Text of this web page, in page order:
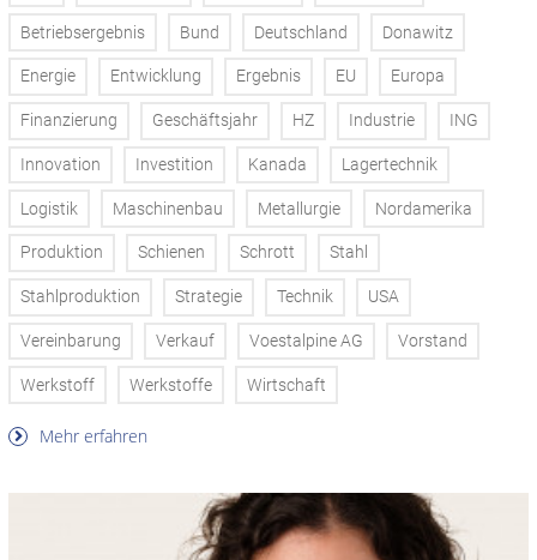
Betriebsergebnis Bund Deutschland Donawitz
Energie Entwicklung Ergebnis EU Europa
Finanzierung Geschäftsjahr HZ Industrie ING
Innovation Investition Kanada Lagertechnik
Logistik Maschinenbau Metallurgie Nordamerika
Produktion Schienen Schrott Stahl
Stahlproduktion Strategie Technik USA
Vereinbarung Verkauf Voestalpine AG Vorstand
Werkstoff Werkstoffe Wirtschaft
Mehr erfahren